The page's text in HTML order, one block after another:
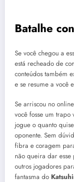
Batalhe
Se você chegou a
está recheado de
conteúdos também
e se resume a você
Se arriscou no
você fosse um
jogue o quanto
oponente. Sem
fibra e coragem
não queira dar
outros jogadores
fantasma do